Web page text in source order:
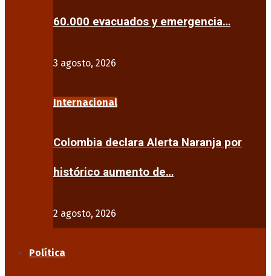
60.000 evacuados y emergencia…
3 agosto, 2026
Internacional
Colombia declara Alerta Naranja por
histórico aumento de…
2 agosto, 2026
Política